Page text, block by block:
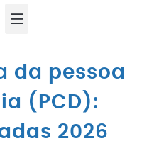
da pessoa
(PCD):
2026